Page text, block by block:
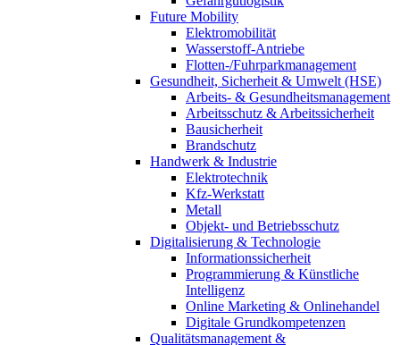
Future Mobility
Elektromobilität
Wasserstoff-Antriebe
Flotten-/Fuhrparkmanagement
Gesundheit, Sicherheit & Umwelt (HSE)
Arbeits- & Gesundheitsmanagement
Arbeitsschutz & Arbeitssicherheit
Bausicherheit
Brandschutz
Handwerk & Industrie
Elektrotechnik
Kfz-Werkstatt
Metall
Objekt- und Betriebsschutz
Digitalisierung & Technologie
Informationssicherheit
Programmierung & Künstliche
Intelligenz
Online Marketing & Onlinehandel
Digitale Grundkompetenzen
Qualitätsmanagement &